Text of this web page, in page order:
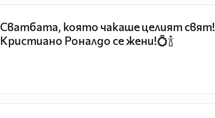
Сватбата, която чакаше целият свят!
Кристиано Роналдо се жени!💍🍾